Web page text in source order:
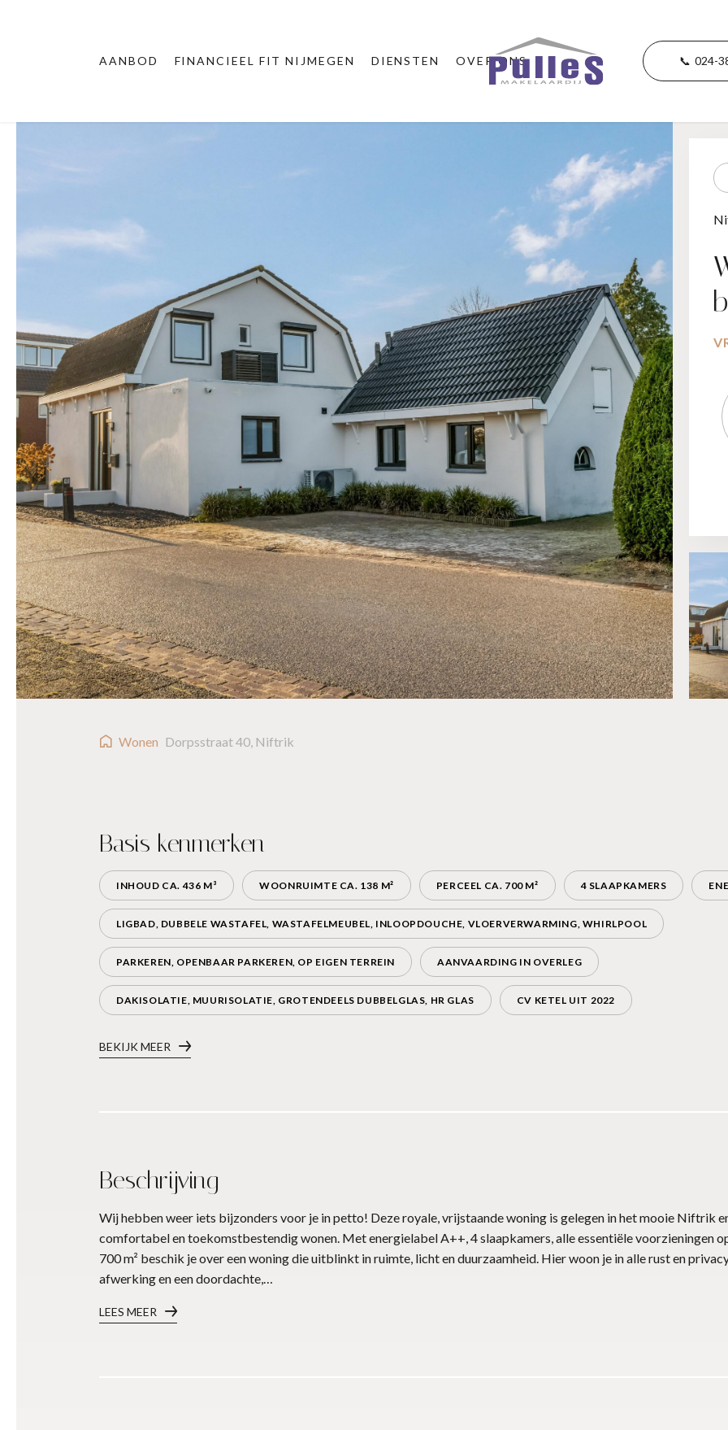
AANBOD FINANCIEEL FIT NIJMEGEN DIENSTEN OVER ONS 📞 024-
Wonen Dorpsstraat 40, Niftrik
Basis kenmerken
INHOUD CA. 436 M³ WOONRUIMTE CA. 138 M² PERCEEL CA. 700 M² 4 SLAAPKAMERS
LIGBAD, DUBBELE WASTAFEL, WASTAFELMEUBEL, INLOOPDOUCHE, VLOERVERWARMING, WHIRLPOOL
PARKEREN, OPENBAAR PARKEREN, OP EIGEN TERREIN AANVAARDING IN OVERLEG
DAKISOLATIE, MUURISOLATIE, GROTENDEELS DUBBELGLAS, HR GLAS CV KETEL UIT 2022
BEKIJK MEER
Beschrijving
Wij hebben weer iets bijzonders voor je in petto! Deze royale, vrijstaande woning is gelegen in het mooie Niftrik
comfortabel en toekomstbestendig wonen. Met energielabel A++, 4 slaapkamers, alle essentiële voorzieningen
700 m² beschik je over een woning die uitblinkt in ruimte, licht en duurzaamheid. Hier woon je in alle rust en
afwerking en een doordachte,…
LEES MEER